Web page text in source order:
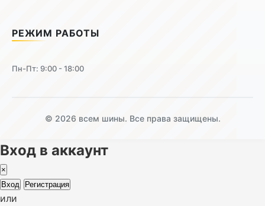
РЕЖИМ РАБОТЫ
Пн-Пт: 9:00 - 18:00
© 2026 всем шины. Все права защищены.
Вход в аккаунт
×
Вход
Регистрация
или